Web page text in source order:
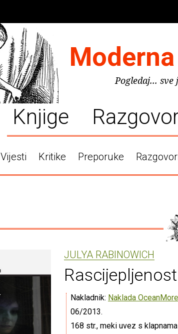
Pogledaj...
Knjige
Vijesti Kritike Preporuke
JULYA RABINOWICH
Rascijepljenost
Nakladnik: Naklada OceanMore
06/2013.
168 str., meki uvez s klapnama